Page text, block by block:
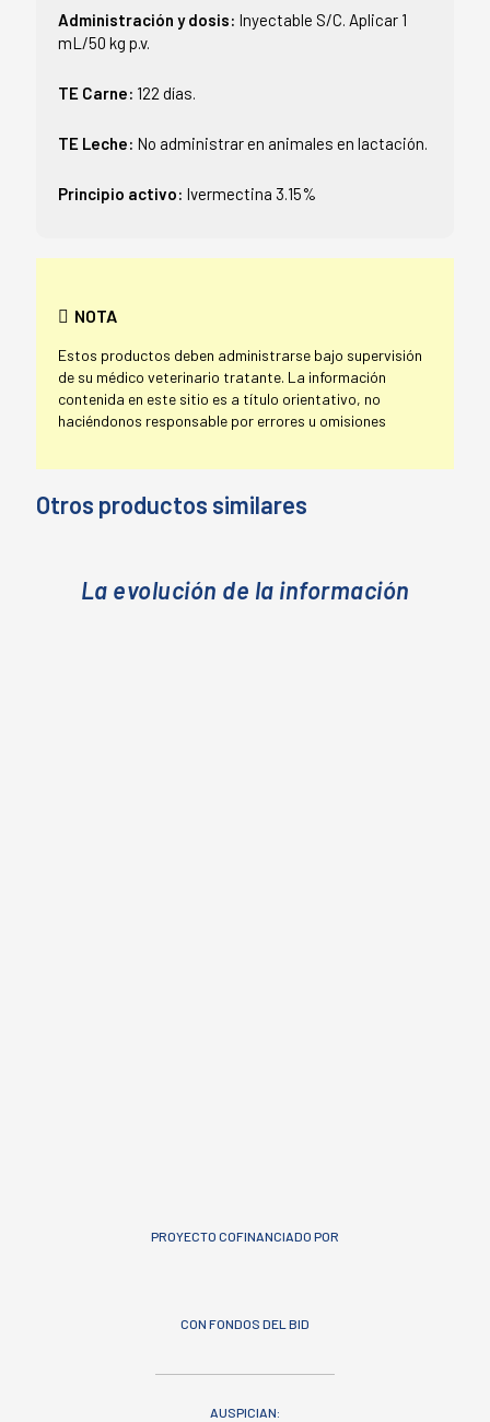
Administración y dosis: Inyectable S/C. Aplicar 1
mL/50 kg p.v.
TE Carne: 122 días.
TE Leche: No administrar en animales en lactación.
Principio activo: Ivermectina 3.15%
NOTA
Estos productos deben administrarse bajo supervisión
de su médico veterinario tratante. La información
contenida en este sitio es a título orientativo, no
haciéndonos responsable por errores u omisiones
Otros productos similares
La evolución de la información
PROYECTO COFINANCIADO POR
CON FONDOS DEL BID
AUSPICIAN: